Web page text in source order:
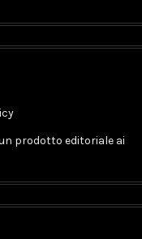
prodotto editoriale ai